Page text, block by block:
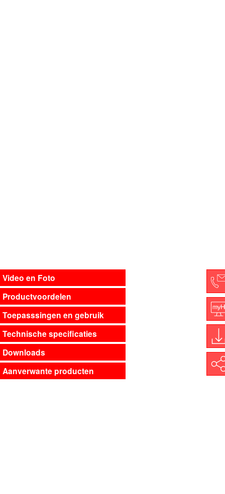
Video en Foto
Productvoordelen
Toepasssingen en gebruik
Technische specificaties
Downloads
Aanverwante producten